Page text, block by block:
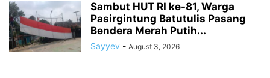
Sambut HUT RI ke-81, Warga
Pasirgintung Batutulis Pasang
Bendera Merah Putih...
Sayyev - August 3, 2026